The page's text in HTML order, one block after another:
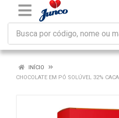
INÍCIO
CHOCOLATE EM PÓ SOLÚVEL 32%